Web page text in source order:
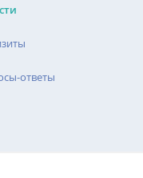
ответы